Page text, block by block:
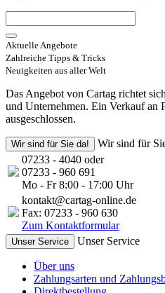
Aktuelle Angebote
Zahlreiche Tipps & Tricks
Neuigkeiten aus aller Welt
Das Angebot von Cartag richtet
und Unternehmen. Ein Verkauf an
ausgeschlossen.
Wir sind für Sie da!
Wir sind für
07233 - 4040 oder
07233 - 960 691
Mo - Fr 8:00 - 17:00 Uhr
kontakt@cartag-online.de
Fax: 07233 - 960 630
Zum Kontaktformular
Unser Service Unser Service
Über uns
Zahlungsarten und